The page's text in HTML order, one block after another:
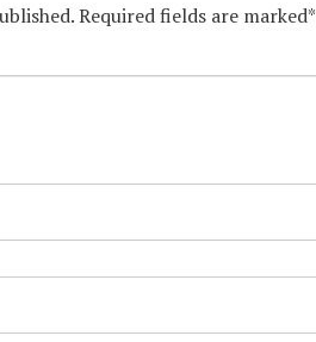
Required fields are marked*